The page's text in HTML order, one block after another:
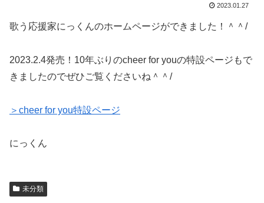
2023.01.27
歌う応援家にっくんのホームページができました！＾＾/
2023.2.4発売！10年ぶりのcheer for youの特設ページもで
きましたのでぜひご覧くださいね＾＾/
＞cheer for you特設ページ
にっくん
未分類